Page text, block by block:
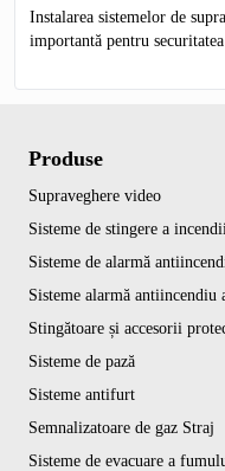
Instalarea sistemelor de
importantă pentru
Produse
Supraveghere video
Sisteme de stingere a
Sisteme de alarmă
Sisteme alarmă antiincendiu
Stingătoare și accesorii
Sisteme de pază
Sisteme antifurt
Semnalizatoare de gaz Straj
Sisteme de evacuare a